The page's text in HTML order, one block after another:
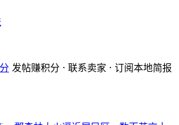
发帖赚积分 · 联系卖家 · 订阅本地简报